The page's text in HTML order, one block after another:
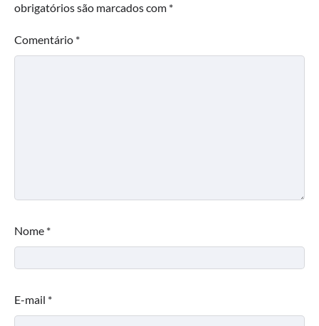
obrigatórios são marcados com *
Comentário *
Nome *
E-mail *